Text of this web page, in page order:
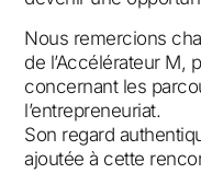
Nous remercions
de l’Accélérateur M,
concernant les
l’entrepreneuriat.
Son regard
ajoutée à cette